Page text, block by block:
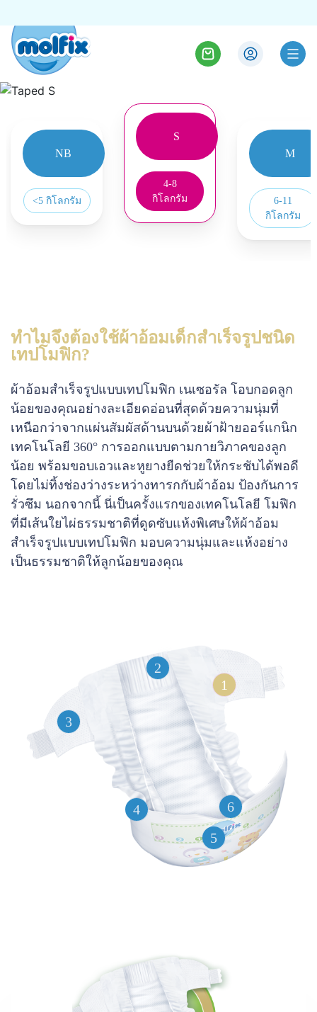
ผ้าอ้อมเด็กชนิดเทป
ผ้าอ้อมเด็กชนิดเทป NB
ซื้อเลย
ผ้าอ้อมเด็กชนิดเทป
ผ้าอ้อมเด็กชนิดเทป S
ซื้อเลย
ผ้าอ้อมเด็กชนิดเทป
ผ้าอ้อมเด็กชนิดเทป M
ซื้อเลย
ผ้าอ้อมเด็กชนิดเทป
ผ้าอ้อมเด็กชนิดเทป L
ซื้อเลย
ผ้าอ้อมเด็กชนิดเทป
ผ้าอ้อมเด็กชนิดเทป XL
ซื้อเลย
ผ้าอ้อมเด็กชนิดเทป
ผ้าอ้อมเด็กชนิดเทป XXL
ซื้อเลย
NB
<5 กิโลกรัม
S
4-8
กิโลกรัม
M
6-11
กิโลกรัม
1
2
3
4
5
6
ทำไมจึงต้องใช้ผ้าอ้อมเด็กสำเร็จรูปชนิด
เทปโมฟิก?
ผ้าอ้อมสำเร็จรูปแบบเทปโมฟิก เนเซอรัล โอบกอดลูก
น้อยของคุณอย่างละเอียดอ่อนที่สุดด้วยความนุ่มที่
เหนือกว่าจากแผ่นสัมผัสด้านบนด้วยผ้าฝ้ายออร์แกนิก
เทคโนโลยี 360° การออกแบบตามกายวิภาคของลูก
น้อย พร้อมขอบเอวและหูยางยืดช่วยให้กระชับได้พอดี
โดยไม่ทิ้งช่องว่างระหว่างทารกกับผ้าอ้อม ป้องกันการ
รั่วซึม นอกจากนี้ นี่เป็นครั้งแรกของเทคโนโลยี โมฟิก
ที่มีเส้นใยไผ่ธรรมชาติที่ดูดซับแห้งพิเศษให้ผ้าอ้อม
สำเร็จรูปแบบเทปโมฟิก มอบความนุ่มและแห้งอย่าง
เป็นธรรมชาติให้ลูกน้อยของคุณ